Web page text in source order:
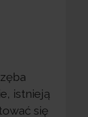
istnieją
się